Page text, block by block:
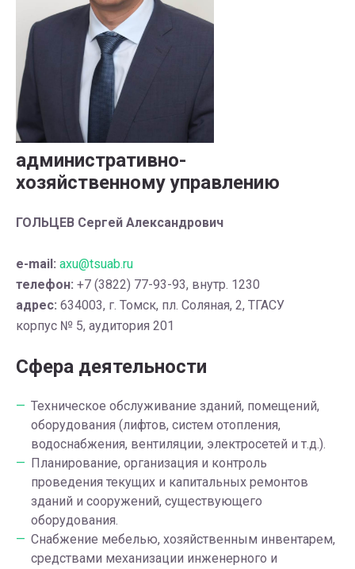
административно-
хозяйственному управлению
ГОЛЬЦЕВ Сергей Александрович
e-mail: axu@tsuab.ru
телефон: +7 (3822) 77-93-93, внутр. 1230
адрес: 634003, г. Томск, пл. Соляная, 2, ТГАСУ
корпус № 5, аудитория 201
Сфера деятельности
Техническое обслуживание зданий, помещений,
оборудования (лифтов, систем отопления,
водоснабжения, вентиляции, электросетей и т.д.).
Планирование, организация и контроль
проведения текущих и капитальных ремонтов
зданий и сооружений, существующего
оборудования.
Снабжение мебелью, хозяйственным инвентарем,
средствами механизации инженерного и